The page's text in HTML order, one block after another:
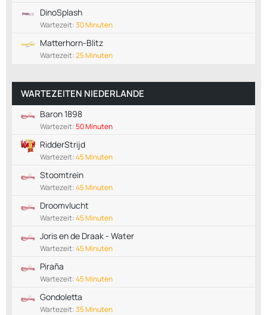
DinoSplash
Wartezeit:30 Minuten
Matterhorn-Blitz
Wartezeit:25 Minuten
WARTEZEITEN NIEDERLANDE
Baron 1898
Wartezeit:50 Minuten
RidderStrijd
Wartezeit:45 Minuten
Stoomtrein
Wartezeit:45 Minuten
Droomvlucht
Wartezeit:45 Minuten
Joris en de Draak - Water
Wartezeit:45 Minuten
Piraña
Wartezeit:45 Minuten
Gondoletta
Wartezeit:35 Minuten